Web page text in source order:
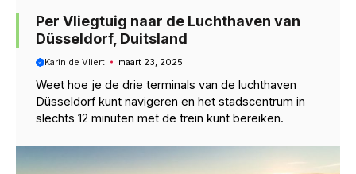
Per Vliegtuig naar de Luchthaven van
Düsseldorf, Duitsland
Karin de Vliert maart 23, 2025
Weet hoe je de drie terminals van de luchthaven
Düsseldorf kunt navigeren en het stadscentrum in
slechts 12 minuten met de trein kunt bereiken.